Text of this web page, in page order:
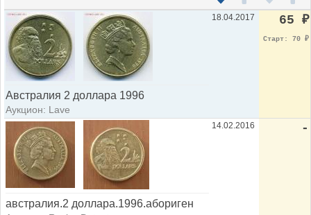
Австралия 2 доллара 1996
Аукцион: Lave
18.04.2017 65 ₽
Старт: 70 ₽
австралия.2 доллара.1996.абориген
14.02.2016 -